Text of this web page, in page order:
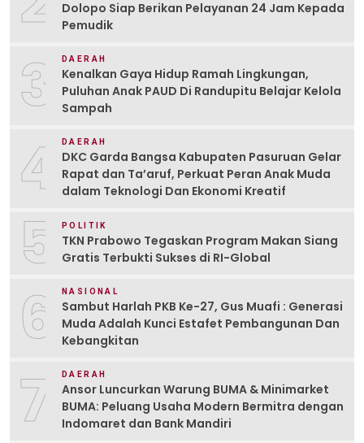
Dolopo Siap Berikan Pelayanan 24 Jam Kepada
Pemudik
3 DAERAH
Kenalkan Gaya Hidup Ramah Lingkungan,
Puluhan Anak PAUD Di Randupitu Belajar Kelola
Sampah
4 DAERAH
DKC Garda Bangsa Kabupaten Pasuruan Gelar
Rapat dan Ta’aruf, Perkuat Peran Anak Muda
dalam Teknologi Dan Ekonomi Kreatif
5 POLITIK
TKN Prabowo Tegaskan Program Makan Siang
Gratis Terbukti Sukses di RI-Global
6 NASIONAL
Sambut Harlah PKB Ke-27, Gus Muafi : Generasi
Muda Adalah Kunci Estafet Pembangunan Dan
Kebangkitan
7 DAERAH
Ansor Luncurkan Warung BUMA & Minimarket
BUMA: Peluang Usaha Modern Bermitra dengan
Indomaret dan Bank Mandiri